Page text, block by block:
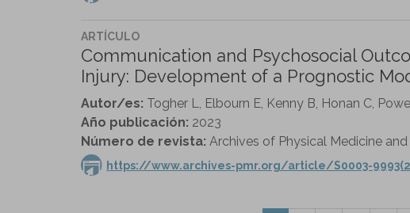
ARTÍCULO
Communication and Psychosocial
Injury: Development of a Prognostic
Autor/es: Togher L, Elbourn E, Kenny B, Honan C,
Año publicación: 2023
Número de revista: Archives of Physical Medicine and
https://www.archives-pmr.org/article/S0003-